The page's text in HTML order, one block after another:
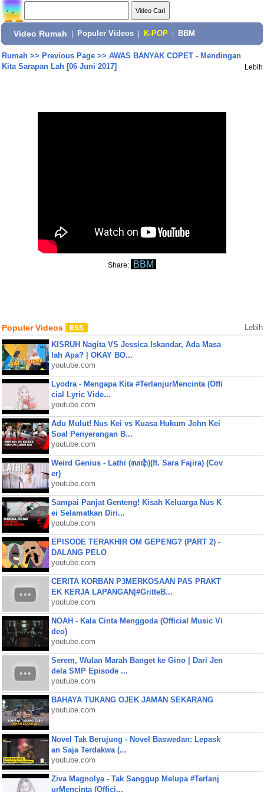
Video Rumah Populer Videos K-POP BBM
Rumah>> Previous Page>> AWAS BANYAK COPET - Mendingan
Kita Sarapan Lah [06 Juni 2017]
Lebih
Share: BBM
Populer Videos Lebih
KISRUH Nagita VS Jessica Iskandar, Ada Masa
lah Apa? | OKAY BO...
youtube.com
Lyodra - Mengapa Kita #TerlanjurMencinta (Offi
cial Lyric Vide...
youtube.com
Adu Mulut! Nus Kei vs Kuasa Hukum John Kei
Soal Penyerangan B...
youtube.com
Weird Genius - Lathi (ꦭꦛꦶ)(ft. Sara Fajira) (Cov
er)
youtube.com
Sampai Panjat Genteng! Kisah Keluarga Nus K
ei Selamatkan Diri...
youtube.com
EPISODE TERAKHIR OM GEPENG? (PART 2) -
DALANG PELO
youtube.com
CERITA KORBAN P3MERKOSAAN PAS PRAKT
EK KERJA LAPANGAN|#GritteB...
youtube.com
NOAH - Kala Cinta Menggoda (Official Music Vi
deo)
youtube.com
Serem, Wulan Marah Banget ke Gino | Dari Jen
dela SMP Episode ...
youtube.com
BAHAYA TUKANG OJEK JAMAN SEKARANG
youtube.com
Novel Tak Berujung - Novel Baswedan: Lepask
an Saja Terdakwa (...
youtube.com
Ziva Magnolya - Tak Sanggup Melupa #Terlanj
urMencinta (Offici...